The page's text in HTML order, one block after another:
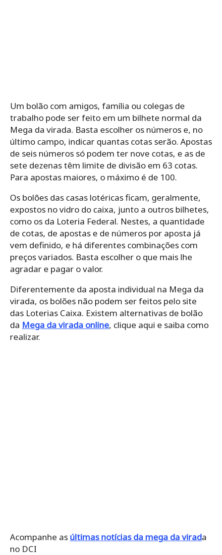
Um bolão com amigos, família ou colegas de
trabalho pode ser feito em um bilhete normal da
Mega da virada. Basta escolher os números e, no
último campo, indicar quantas cotas serão. Apostas
de seis números só podem ter nove cotas, e as de
sete dezenas têm limite de divisão em 63 cotas.
Para apostas maiores, o máximo é de 100.
Os bolões das casas lotéricas ficam, geralmente,
expostos no vidro do caixa, junto a outros bilhetes,
como os da Loteria Federal. Nestes, a quantidade
de cotas, de apostas e de números por aposta já
vem definido, e há diferentes combinações com
preços variados. Basta escolher o que mais lhe
agradar e pagar o valor.
Diferentemente da aposta individual na Mega da
virada, os bolões não podem ser feitos pelo site
das Loterias Caixa. Existem alternativas de bolão
da Mega da virada online, clique aqui e saiba como
realizar.
Acompanhe as últimas notícias da mega da virada
no DCI